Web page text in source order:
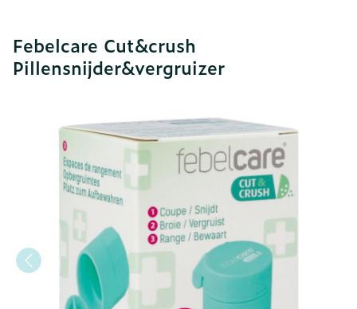
Febelcare Cut&crush
Pillensnijder&vergruizer